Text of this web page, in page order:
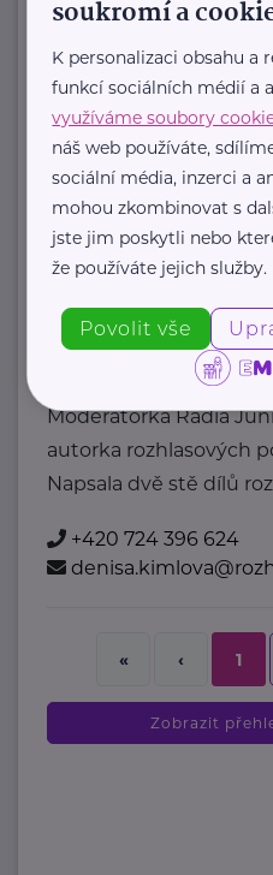
+420 702 133 192
hello@bikeup.rent
Boučkovo loutkové
nám. Dukelských hrdinů 238
bodi.cz
+420 777 812 470
bodi@bodi.cz
Denisa Kimlová
Vrchlabí
Moderátorka Rádia
autorka rozhlasových
Napsala dvě stě dílů
+420 724 396 624
« ‹ 1
Zobrazit
soukromí a
K personalizaci obsahu a
funkcí sociálních médií a
využíváme soubory
náš web používáte,
sociální média, inzerci a
mohou zkombinovat s
jste jim poskytli nebo
že používáte jejich služby.
Povolit vše